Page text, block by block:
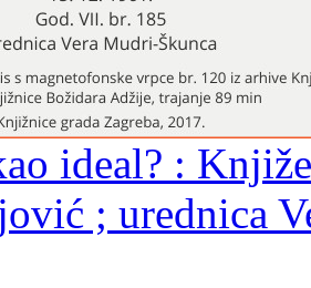
ideal? :
; urednica